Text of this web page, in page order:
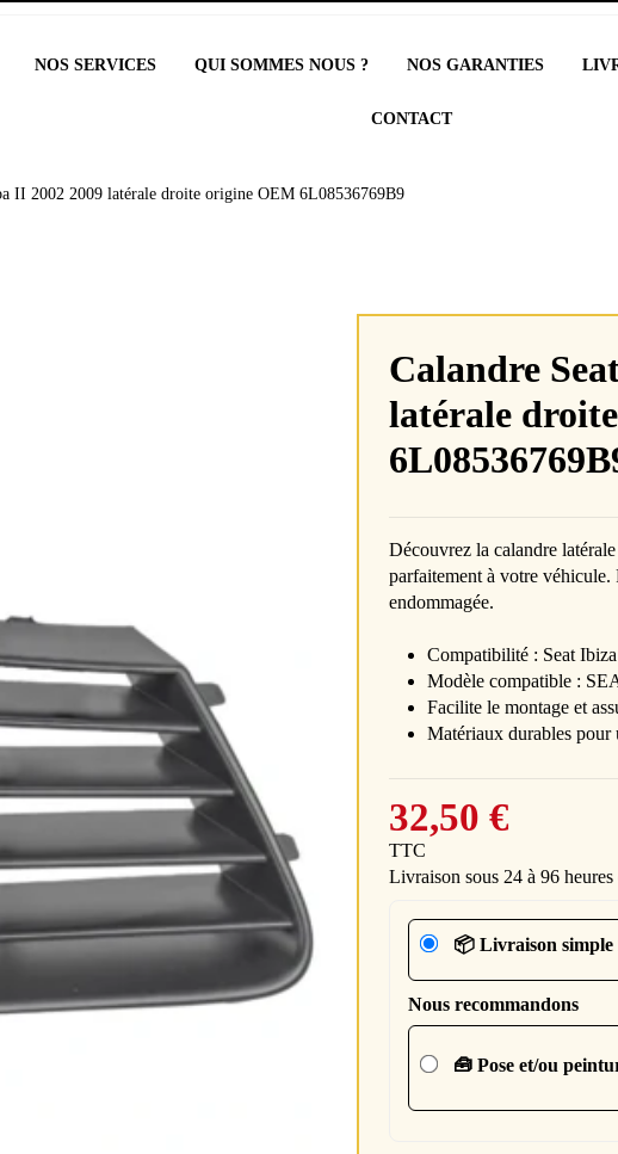
NOS SERVICES QUI SOMMES NOUS ? NOS GARANTIES
CONTACT
II 2002 2009 latérale droite origine OEM 6L08536769B9
Calandre
latérale
Découvrez la calandre
parfaitement à votre
endommagée.
Compatibilité : Seat
Modèle compatible :
Facilite le montage et
Matériaux durables pour
32,50 €
TTC
Livraison sous 24 à 96 heures
📦 Livraison simple
Nous recommandons
🧰 Pose et/ou